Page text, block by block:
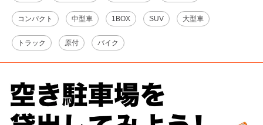
コンパクト 中型車 1BOX SUV 大型車
トラック 原付 バイク